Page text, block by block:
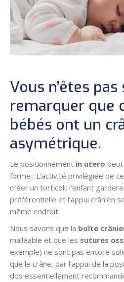
Vous n’êtes pas
remarquer que
bébés ont un
asymétrique.
Le positionnement in utero
forme ; L’activité privilégiée de
créer un torticoli; l’enfant
préférentielle et l’appui crânien
même endroit.
Nous savons que la boîte
malléable et que les sutures
exemple) ne sont pas encore
que le crâne, par l’appui de la
dos essentiellement